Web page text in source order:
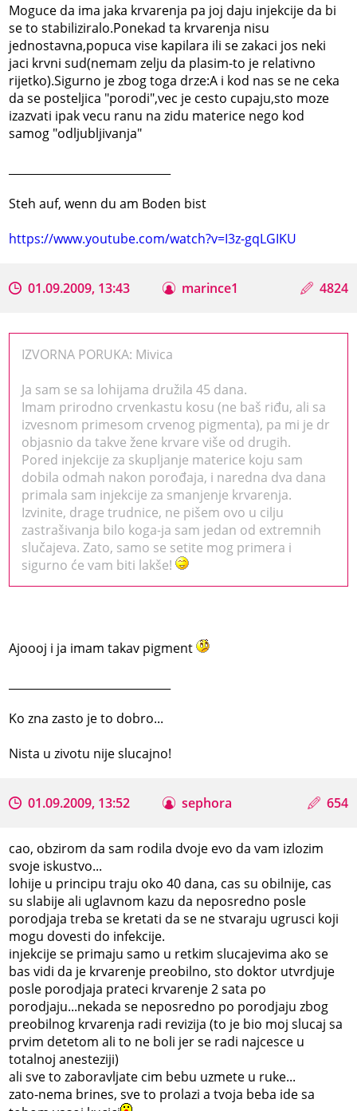
Moguce da ima jaka krvarenja pa joj daju injekcije da bi
se to stabiliziralo.Ponekad ta krvarenja nisu
jednostavna,popuca vise kapilara ili se zakaci jos neki
jaci krvni sud(nemam zelju da plasim-to je relativno
rijetko).Sigurno je zbog toga drze:A i kod nas se ne ceka
da se posteljica "porodi",vec je cesto cupaju,sto moze
izazvati ipak vecu ranu na zidu materice nego kod
samog "odljubljivanja"
Steh auf, wenn du am Boden bist
https://www.youtube.com/watch?v=I3z-gqLGIKU
01.09.2009, 13:43 marince1 4824
IZVORNA PORUKA: Mivica
Ja sam se sa lohijama družila 45 dana.
Imam prirodno crvenkastu kosu (ne baš riđu, ali sa
izvesnom primesom crvenog pigmenta), pa mi je dr
objasnio da takve žene krvare više od drugih.
Pored injekcije za skupljanje materice koju sam
dobila odmah nakon porođaja, i naredna dva dana
primala sam injekcije za smanjenje krvarenja.
Izvinite, drage trudnice, ne pišem ovo u cilju
zastrašivanja bilo koga-ja sam jedan od extremnih
slučajeva. Zato, samo se setite mog primera i
sigurno će vam biti lakše!
Ajoooj i ja imam takav pigment
Ko zna zasto je to dobro...
Nista u zivotu nije slucajno!
01.09.2009, 13:52 sephora 654
cao, obzirom da sam rodila dvoje evo da vam izlozim
svoje iskustvo...
lohije u principu traju oko 40 dana, cas su obilnije, cas
su slabije ali uglavnom kazu da neposredno posle
porodjaja treba se kretati da se ne stvaraju ugrusci koji
mogu dovesti do infekcije.
injekcije se primaju samo u retkim slucajevima ako se
bas vidi da je krvarenje preobilno, sto doktor utvrdjuje
posle porodjaja prateci krvarenje 2 sata po
porodjaju...nekada se neposredno po porodjaju zbog
preobilnog krvarenja radi revizija (to je bio moj slucaj sa
prvim detetom ali to ne boli jer se radi najcesce u
totalnoj anesteziji)
ali sve to zaboravljate cim bebu uzmete u ruke...
zato-nema brines, sve to prolazi a tvoja beba ide sa